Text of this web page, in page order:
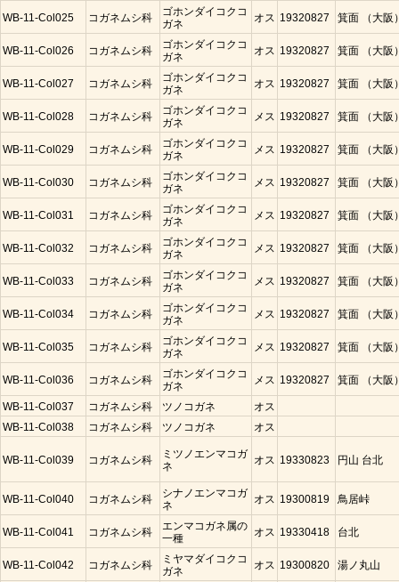
WB-11-Col025 コガネムシ科
ゴホンダイコクコ
ガネ
オス 19320827 箕面 （大阪
WB-11-Col026 コガネムシ科
ゴホンダイコクコ
ガネ
オス 19320827 箕面 （大阪
WB-11-Col027 コガネムシ科
ゴホンダイコクコ
ガネ
オス 19320827 箕面 （大阪
WB-11-Col028 コガネムシ科
ゴホンダイコクコ
ガネ
メス 19320827 箕面 （大阪
WB-11-Col029 コガネムシ科
ゴホンダイコクコ
ガネ
メス 19320827 箕面 （大阪
WB-11-Col030 コガネムシ科
ゴホンダイコクコ
ガネ
メス 19320827 箕面 （大阪
WB-11-Col031 コガネムシ科
ゴホンダイコクコ
ガネ
メス 19320827 箕面 （大阪
WB-11-Col032 コガネムシ科
ゴホンダイコクコ
ガネ
メス 19320827 箕面 （大阪
WB-11-Col033 コガネムシ科
ゴホンダイコクコ
ガネ
メス 19320827 箕面 （大阪
WB-11-Col034 コガネムシ科
ゴホンダイコクコ
ガネ
メス 19320827 箕面 （大阪
WB-11-Col035 コガネムシ科
ゴホンダイコクコ
ガネ
メス 19320827 箕面 （大阪
WB-11-Col036 コガネムシ科
ゴホンダイコクコ
ガネ
メス 19320827 箕面 （大阪
WB-11-Col037 コガネムシ科 ツノコガネ
オス
WB-11-Col038
コガネムシ科 ツノコガネ オス
WB-11-Col039 コガネムシ科
ミツノエンマコガ
ネ
オス 19330823 円山 台北
WB-11-Col040 コガネムシ科
シナノエンマコガ
ネ
オス 19300819 鳥居峠
WB-11-Col041 コガネムシ科
エンマコガネ属の
一種
オス 19330418 台北
WB-11-Col042 コガネムシ科
ミヤマダイコクコ
ガネ
オス 19300820 湯ノ丸山